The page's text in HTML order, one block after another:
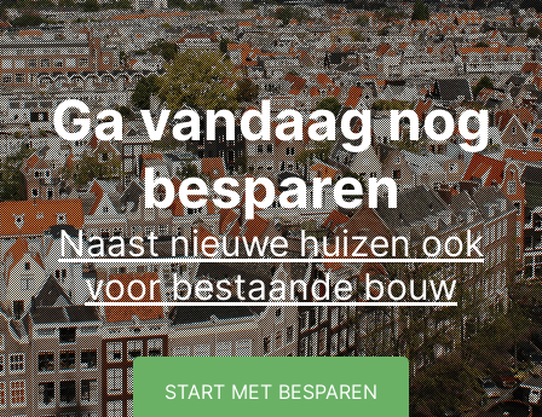
Ga vandaag nog
besparen
Naast nieuwe huizen ook
voor bestaande bouw
START MET BESPAREN